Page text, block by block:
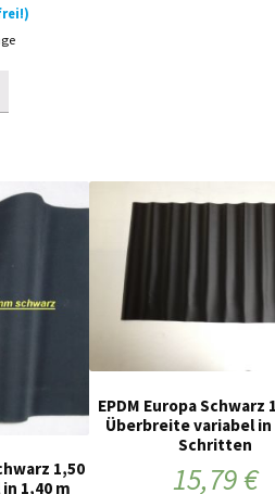
1,50
1,40 m
EPDM Europa Schwarz
Überbreite variabel in
Schritten
15,79€